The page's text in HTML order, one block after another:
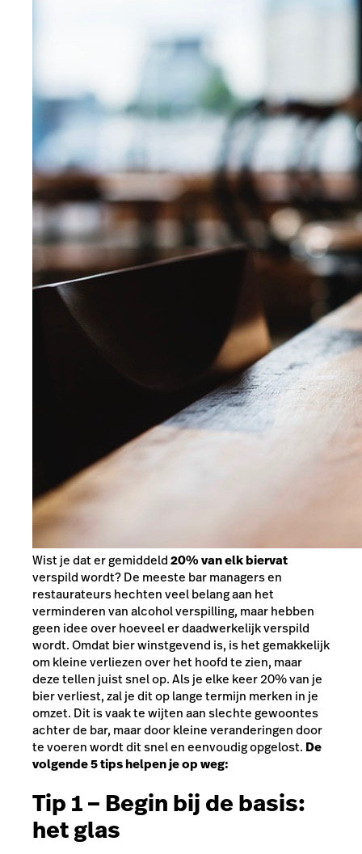
Wist je dat er gemiddeld20% van elk biervat
verspild wordt? De meeste bar managers en
restaurateurs hechten veel belang aan het
verminderen van alcohol verspilling, maar hebben
geen idee over hoeveel er daadwerkelijk verspild
wordt. Omdat bier winstgevend is, is het gemakkelijk
om kleine verliezen over het hoofd te zien, maar
deze tellen juist snel op. Als je elke keer 20% van je
bier verliest, zal je dit op lange termijn merken in je
omzet. Dit is vaak te wijten aan slechte gewoontes
achter de bar, maar door kleine veranderingen door
te voeren wordt dit snel en eenvoudig opgelost. De
volgende 5 tips helpen je op weg:
Tip 1 – Begin bij de basis:
het glas